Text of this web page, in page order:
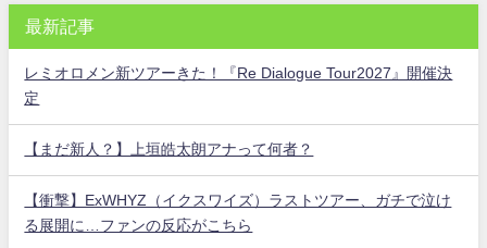
最新記事
レミオロメン新ツアーきた！『Re Dialogue Tour2027』開催決
定
【まだ新人？】上垣皓太朗アナって何者？
【衝撃】ExWHYZ（イクスワイズ）ラストツアー、ガチで泣け
る展開に…ファンの反応がこちら